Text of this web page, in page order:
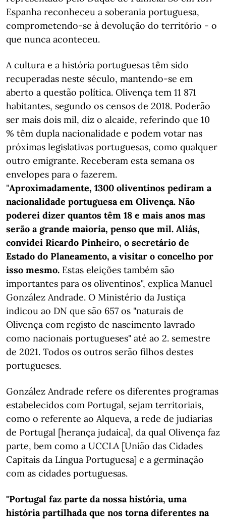
Espanha reconheceu a soberania portuguesa,
comprometendo-se à devolução do território - o
que nunca aconteceu.
A cultura e a história portuguesas têm sido
recuperadas neste século, mantendo-se em
aberto a questão política. Olivença tem 11 871
habitantes, segundo os censos de 2018. Poderão
ser mais dois mil, diz o alcaide, referindo que 10
% têm dupla nacionalidade e podem votar nas
próximas legislativas portuguesas, como qualquer
outro emigrante. Receberam esta semana os
envelopes para o fazerem.
"Aproximadamente, 1300 oliventinos pediram a
nacionalidade portuguesa em Olivença. Não
poderei dizer quantos têm 18 e mais anos mas
serão a grande maioria, penso que mil. Aliás,
convidei Ricardo Pinheiro, o secretário de
Estado do Planeamento, a visitar o concelho por
isso mesmo. Estas eleições também são
importantes para os oliventinos", explica Manuel
González Andrade. O Ministério da Justiça
indicou ao DN que são 657 os "naturais de
Olivença com registo de nascimento lavrado
como nacionais portugueses" até ao 2. semestre
de 2021. Todos os outros serão filhos destes
portugueses.
González Andrade refere os diferentes programas
estabelecidos com Portugal, sejam territoriais,
como o referente ao Alqueva, a rede de judiarias
de Portugal [herança judaica], da qual Olivença faz
parte, bem como a UCCLA [União das Cidades
Capitais da Língua Portuguesa] e a germinação
com as cidades portuguesas.
"Portugal faz parte da nossa história, uma
história partilhada que nos torna diferentes na